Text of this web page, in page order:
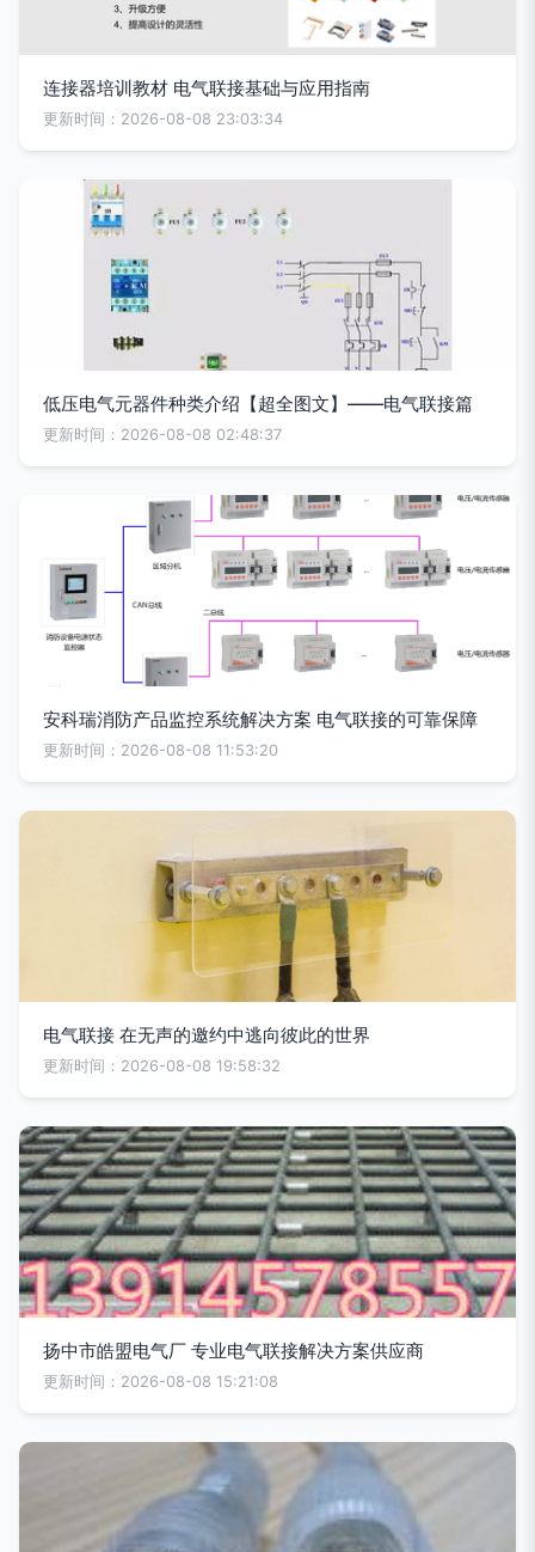
连接器培训教材 电气联接基础与应用指南
更新时间：2026-08-08 23:03:34
低压电气元器件种类介绍【超全图文】——电气联接篇
更新时间：2026-08-08 02:48:37
安科瑞消防产品监控系统解决方案 电气联接的可靠保障
更新时间：2026-08-08 11:53:20
电气联接 在无声的邀约中逃向彼此的世界
更新时间：2026-08-08 19:58:32
扬中市皓盟电气厂 专业电气联接解决方案供应商
更新时间：2026-08-08 15:21:08